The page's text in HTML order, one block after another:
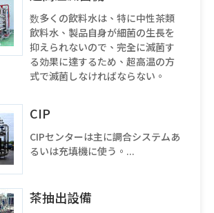
数多くの飲料水は、特に中性茶類
飲料水、製品自身が細菌の生長を
抑えられないので、完全に滅菌す
る効果に達するため、超高温の方
式で滅菌しなければならない。
CIP
CIPセンターは主に調合システムあ
るいは充填機に使う。...
茶抽出設備